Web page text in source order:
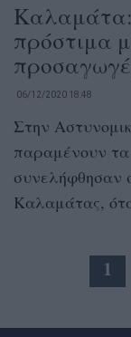
Καλαμάτα:
πρόστιμα
06/12/2020 18:48
Στην
παραμένουν
συνελήφθησαν
Καλαμάτας,
1